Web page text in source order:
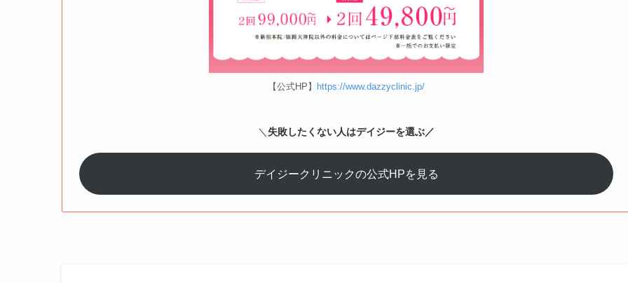
【公式HP】 https://www.dazzyclinic.jp/
＼ 失敗したくない人はデイジーを選ぶ／
デイジークリニックの公式HPを見る